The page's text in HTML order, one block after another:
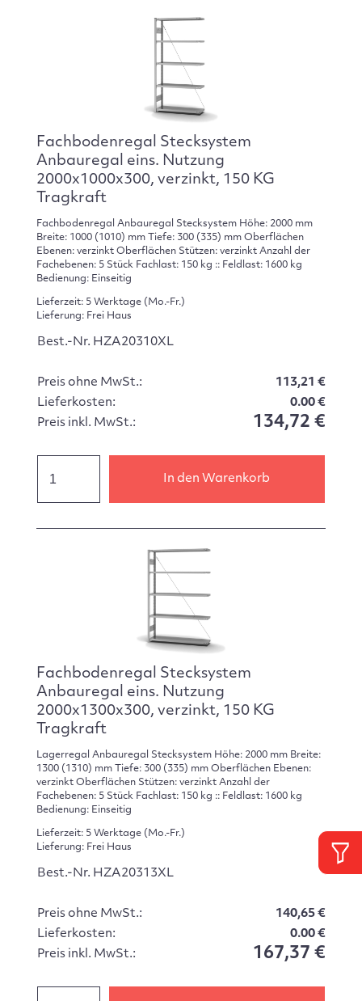
Fachbodenregal Stecksystem
Anbauregal eins. Nutzung
2000x1000x300, verzinkt, 150 KG
Tragkraft
Fachbodenregal Anbauregal Stecksystem Höhe: 2000 mm
Breite: 1000 (1010) mm Tiefe: 300 (335) mm Oberflächen
Ebenen: verzinkt Oberflächen Stützen: verzinkt Anzahl der
Fachebenen: 5 Stück Fachlast: 150 kg :: Feldlast: 1600 kg
Bedienung: Einseitig
Lieferzeit: 5 Werktage (Mo.-Fr.)
Lieferung: Frei Haus
Best.-Nr. HZA20310XL
Preis ohne MwSt.:
113,21 €
Lieferkosten:
0.00 €
Preis inkl. MwSt.:
134,72 €
In den Warenkorb
Fachbodenregal Stecksystem
Anbauregal eins. Nutzung
2000x1300x300, verzinkt, 150 KG
Tragkraft
Lagerregal Anbauregal Stecksystem Höhe: 2000 mm Breite:
1300 (1310) mm Tiefe: 300 (335) mm Oberflächen Ebenen:
verzinkt Oberflächen Stützen: verzinkt Anzahl der
Fachebenen: 5 Stück Fachlast: 150 kg :: Feldlast: 1600 kg
Bedienung: Einseitig
Lieferzeit: 5 Werktage (Mo.-Fr.)
Lieferung: Frei Haus
Best.-Nr. HZA20313XL
Preis ohne MwSt.:
140,65 €
Lieferkosten:
0.00 €
Preis inkl. MwSt.:
167,37 €